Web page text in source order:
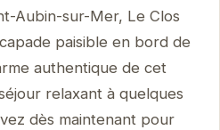
Aubin-sur-Mer, Le Clos
paisible en bord de
authentique de cet
relaxant à quelques
dès maintenant pour